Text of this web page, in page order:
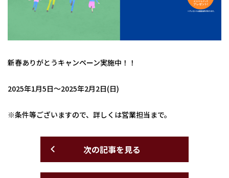
新春ありがとうキャンペーン実施中！！
2025年1月5日～2025年2月2日(日)
※条件等ございますので、詳しくは営業担当まで。
次の記事を見る